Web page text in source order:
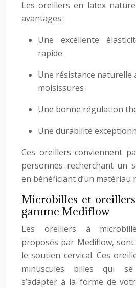
Les oreillers en latex
avantages :
Une excellente
rapide
Une résistance naturelle
moisissures
Une bonne régulation
Une durabilité
Ces oreillers conviennent
personnes recherchant un
en bénéficiant d’un matériau
Microbilles et
gamme Mediflow
Les oreillers à
proposés par Mediflow,
le soutien cervical. Ces
minuscules billes qui
s’adapter à la forme de